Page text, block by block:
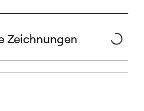
Zeichnungen